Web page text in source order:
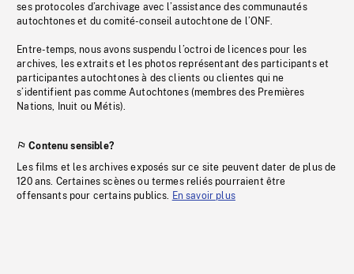
ses protocoles d’archivage avec l’assistance des communautés
autochtones et du comité-conseil autochtone de l’ONF.
Entre-temps, nous avons suspendu l’octroi de licences pour les
archives, les extraits et les photos représentant des participants et
participantes autochtones à des clients ou clientes qui ne
s’identifient pas comme Autochtones (membres des Premières
Nations, Inuit ou Métis).
Contenu sensible?
Les films et les archives exposés sur ce site peuvent dater de plus de
120 ans. Certaines scènes ou termes reliés pourraient être
offensants pour certains publics. En savoir plus